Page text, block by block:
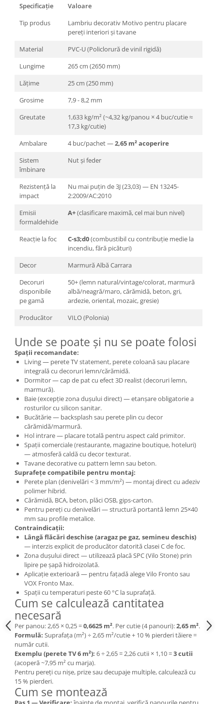
Specificație
Valoare
Tip produs
Lambriu decorativ Motivo pentru placare
pereți interiori și tavane
Material
PVC-U (Policlorură de vinil rigidă)
Lungime
265 cm (2650 mm)
Lățime
25 cm (250 mm)
Grosime
7,9 - 8,2 mm
Greutate
1,633 kg/m² (~4,32 kg/panou × 4 buc/cutie ≈
17,3 kg/cutie)
Ambalare
4 buc/pachet —2,65 m² acoperire
Sistem
îmbinare
Nut și feder
Rezistență la
impact
Nu mai puțin de 3J (23,03) — EN 13245-
2:2009/AC:2010
Emisii
formaldehide
A+(clasificare maximă, cel mai bun nivel)
Reacție la foc C-s3;d0(combustibil cu contribuție medie la
incendiu, fără picături)
Decor
Marmură Albă Carrara
Decoruri
disponibile
pe gamă
50+ (lemn natural/vintage/colorat, marmură
albă/neagră/maro, cărămidă, beton, gri,
ardezie, oriental, mozaic, gresie)
Producător
VILO (Polonia)
Unde se poate și nu se poate folosi
Spații recomandate:
Living — perete TV statement, perete coloană sau placare
integrală cu decoruri lemn/cărămidă.
Dormitor — cap de pat cu efect 3D realist (decoruri lemn,
marmură).
Baie (excepție zona dușului direct) — etanșare obligatorie a
rosturilor cu silicon sanitar.
Bucătărie — backsplash sau perete plin cu decor
cărămidă/marmură.
Hol intrare — placare totală pentru aspect cald primitor.
Spații comerciale (restaurante, magazine boutique, hoteluri)
— atmosferă caldă cu decor texturat.
Tavane decorative cu pattern lemn sau beton.
Suprafețe compatibile pentru montaj:
Perete plan (denivelări < 3 mm/m²) — montaj direct cu adeziv
polimer hibrid.
Cărămidă, BCA, beton, plăci OSB, gips-carton.
Pentru pereți cu denivelări — structură portantă lemn 25×40
mm sau profile metalice.
Contraindicații:
Lângă flăcări deschise (aragaz pe gaz, semineu deschis)
— interzis explicit de producător datorită clasei C de foc.
Zona dușului direct — utilizează placă SPC (Vilo Stone) prin
lipire pe șapă hidroizolată.
Aplicație exterioară — pentru fațadă alege Vilo Fronto sau
VOX Fronto Max.
Spații cu temperaturi peste 60 °C la suprafață.
Cum se calculează cantitatea
necesară
Per panou: 2,65 × 0,25 =0,6625 m². Per cutie (4 panouri):2,65 m².
Formulă: Suprafața (m²) ÷ 2,65 m²/cutie + 10 % pierderi tăiere =
număr cutii.
Exemplu (perete TV 6 m²): 6 ÷ 2,65 = 2,26 cutii × 1,10 =3 cutii
(acoperă ~7,95 m² cu marja).
Pentru pereți cu nișe, prize sau decupaje multiple, calculează cu
15 % pierderi.
Cum se montează